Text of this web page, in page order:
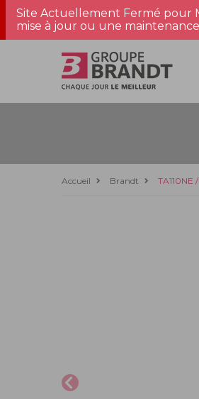
Site Actuellement Fermé pour
mise à jour ou une
Accueil Brandt TA110NE